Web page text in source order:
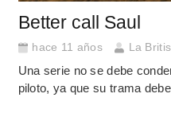
Better call Saul
hace 11 años La
Una serie no se debe
piloto, ya que su trama